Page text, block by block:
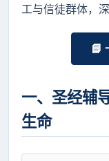
工与信徒群体，
📘
一、圣经辅
生命